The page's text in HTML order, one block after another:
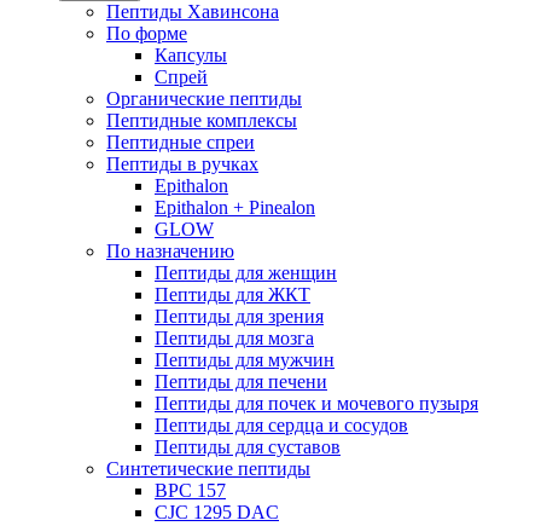
Пептиды Хавинсона
По форме
Капсулы
Спрей
Органические пептиды
Пептидные комплексы
Пептидные спреи
Пептиды в ручках
Epithalon
Epithalon + Pinealon
GLOW
По назначению
Пептиды для женщин
Пептиды для ЖКТ
Пептиды для зрения
Пептиды для мозга
Пептиды для мужчин
Пептиды для печени
Пептиды для почек и мочевого пузыря
Пептиды для сердца и сосудов
Пептиды для суставов
Синтетические пептиды
BPC 157
CJC 1295 DAC